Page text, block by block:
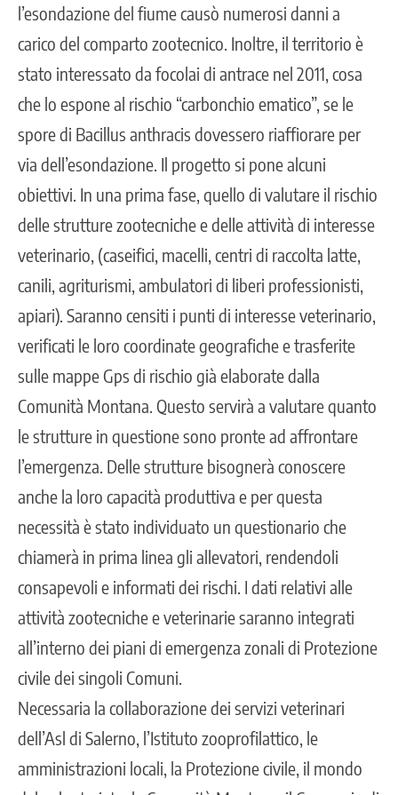
l’esondazione del fiume causò numerosi danni a
carico del comparto zootecnico. Inoltre, il territorio è
stato interessato da focolai di antrace nel 2011, cosa
che lo espone al rischio “carbonchio ematico”, se le
spore di Bacillus anthracis dovessero riaffiorare per
via dell’esondazione. Il progetto si pone alcuni
obiettivi. In una prima fase, quello di valutare il rischio
delle strutture zootecniche e delle attività di interesse
veterinario, (caseifici, macelli, centri di raccolta latte,
canili, agriturismi, ambulatori di liberi professionisti,
apiari). Saranno censiti i punti di interesse veterinario,
verificati le loro coordinate geografiche e trasferite
sulle mappe Gps di rischio già elaborate dalla
Comunità Montana. Questo servirà a valutare quanto
le strutture in questione sono pronte ad affrontare
l’emergenza. Delle strutture bisognerà conoscere
anche la loro capacità produttiva e per questa
necessità è stato individuato un questionario che
chiamerà in prima linea gli allevatori, rendendoli
consapevoli e informati dei rischi. I dati relativi alle
attività zootecniche e veterinarie saranno integrati
all’interno dei piani di emergenza zonali di Protezione
civile dei singoli Comuni.
Necessaria la collaborazione dei servizi veterinari
dell’Asl di Salerno, l’Istituto zooprofilattico, le
amministrazioni locali, la Protezione civile, il mondo